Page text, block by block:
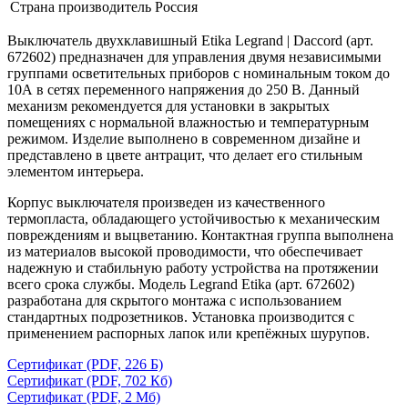
Страна производитель Россия
Выключатель двухклавишный Etika Legrand | Daccord (арт.
672602) предназначен для управления двумя независимыми
группами осветительных приборов с номинальным током до
10А в сетях переменного напряжения до 250 В. Данный
механизм рекомендуется для установки в закрытых
помещениях с нормальной влажностью и температурным
режимом. Изделие выполнено в современном дизайне и
представлено в цвете антрацит, что делает его стильным
элементом интерьера.
Корпус выключателя произведен из качественного
термопласта, обладающего устойчивостью к механическим
повреждениям и выцветанию. Контактная группа выполнена
из материалов высокой проводимости, что обеспечивает
надежную и стабильную работу устройства на протяжении
всего срока службы. Модель Legrand Etika (арт. 672602)
разработана для скрытого монтажа с использованием
стандартных подрозетников. Установка производится с
применением распорных лапок или крепёжных шурупов.
Сертификат (PDF, 226 Б)
Сертификат (PDF, 702 Кб)
Сертификат (PDF, 2 Мб)